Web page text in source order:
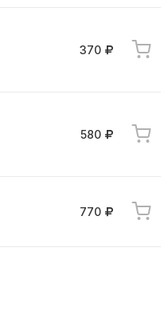
370
580
770